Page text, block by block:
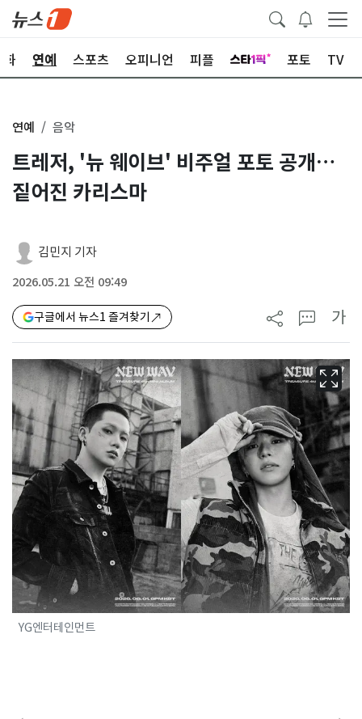
화 연예 스포츠 오피니언 피플 포토 TV
연예 음악
트레저, '뉴 웨이브' 비주얼 포토 공개…
짙어진 카리스마
김민지 기자
2026.05.21 오전 09:49
구글에서 뉴스1 즐겨찾기 가
YG엔터테인먼트